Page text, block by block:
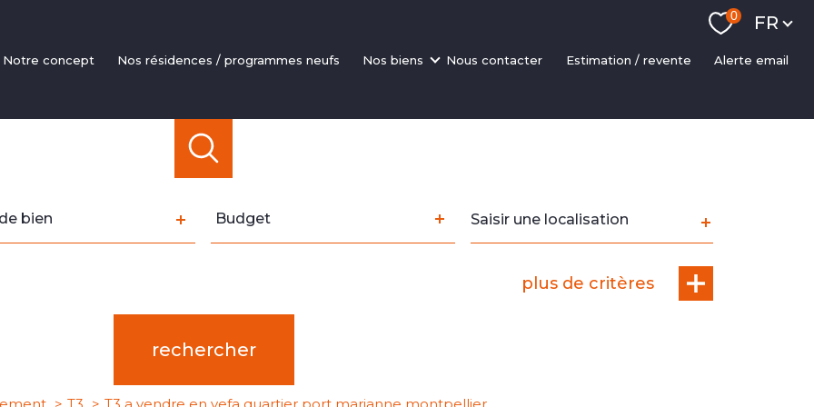
0 Langue
FR
notre concept nos résidences / programmes neufs nos biens
Maisons
nous contacter estimation / revente alerte email
bien
Budget
plus de critères
rechercher
T3 T3 a vendre en vefa quartier port marianne montpellier